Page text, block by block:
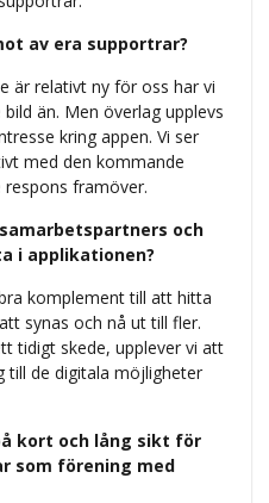
av era supportrar?
är relativt ny för oss har vi
än. Men överlag upplevs
kring appen. Vi ser
med den kommande
framöver.
och
i applikationen?
komplement till att hitta
synas och nå ut till fler.
tidigt skede, upplever vi att
till de digitala möjligheter
kort och lång sikt för
som förening med